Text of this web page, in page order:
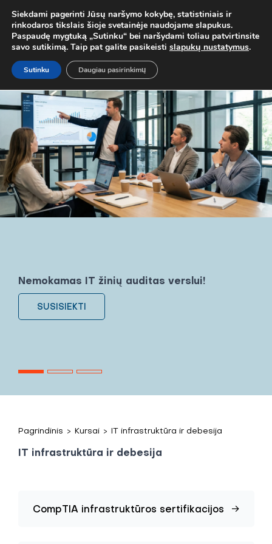
TEL. +37067579127 ARBA EL. P. MOKYMAI@BKA.LT
Nemokamas IT žinių auditas verslui!
SUSISIEKTI
Pagrindinis > Kursai > IT infrastruktūra ir debesija
IT infrastruktūra ir debesija
CompTIA infrastruktūros sertifikacijos →
Siekdami pagerinti Jūsų naršymo kokybę, statistiniais ir
rinkodaros tikslais šioje svetainėje naudojame slapukus.
Paspaudę mygtuką „Sutinku“ bei naršydami toliau patvirtinsite
savo sutikimą. Taip pat galite pasikeisti slapukų nustatymus.
Sutinku Daugiau pasirinkimų